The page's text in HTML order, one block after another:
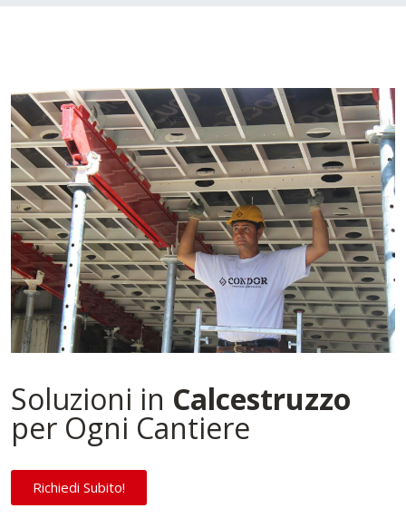
Soluzioni in Calcestruzzo
per Ogni Cantiere
Richiedi Subito!